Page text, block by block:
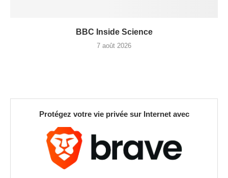
BBC Inside Science
7 août 2026
Protégez votre vie privée sur Internet avec